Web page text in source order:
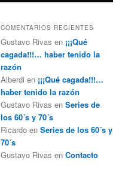
COMENTARIOS RECIENTES
Gustavo Rivas en ¡¡¡Qué
cagada!!!… haber tenido la
razón
Alberdi en ¡¡¡Qué cagada!!!…
haber tenido la razón
Gustavo Rivas en Series de
los 60´s y 70´s
Ricardo en Series de los 60´s y
70´s
Gustavo Rivas en Contacto